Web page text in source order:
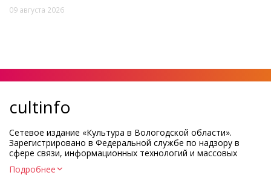
09 августа 2026
cultinfo
Сетевое издание «Культура в Вологодской области».
Зарегистрировано в Федеральной службе по надзору в
сфере связи, информационных технологий и массовых
Регистрационный номер и дата принятия решения о
Подробнее